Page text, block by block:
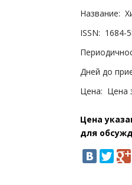
Название:
ISSN: 1684-
Дней до
Цена: Цена
Цена
для